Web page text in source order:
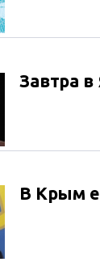
Завтра
В Крым